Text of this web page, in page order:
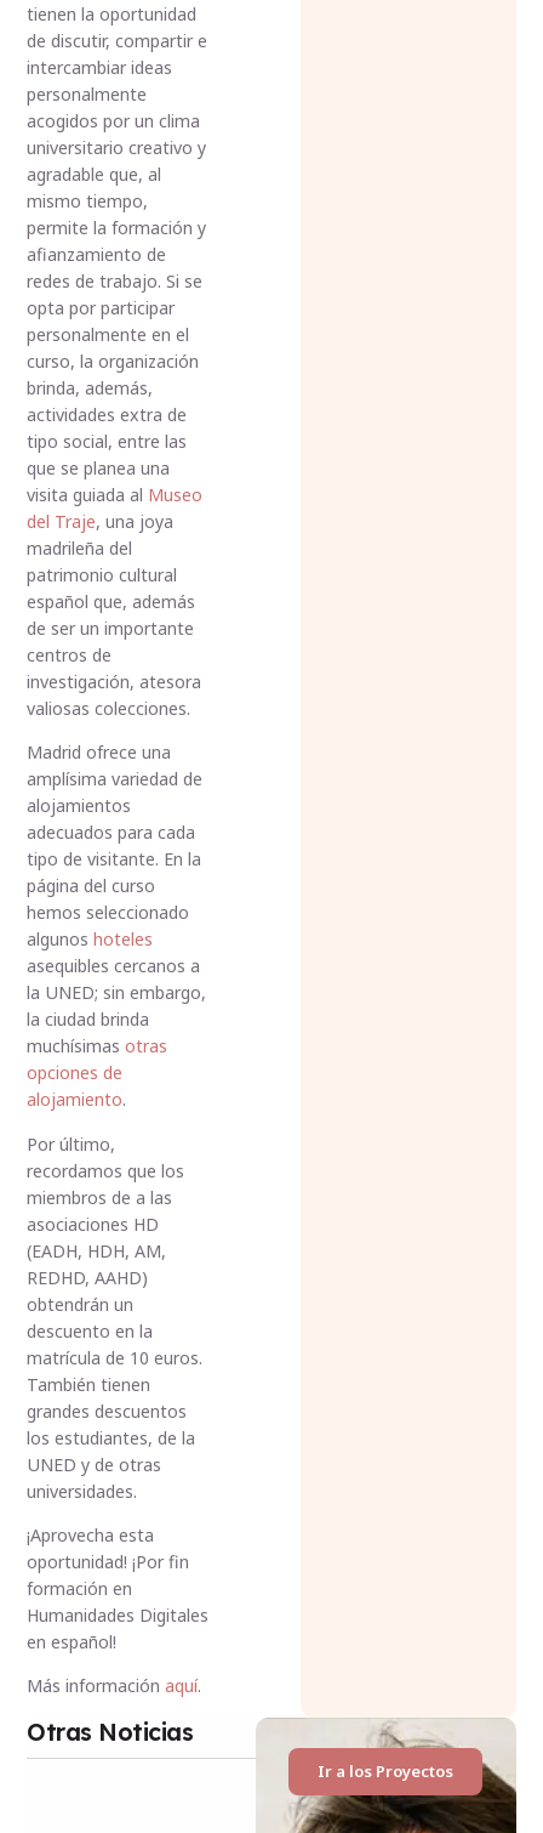
tienen la oportunidad
de discutir, compartir e
intercambiar ideas
personalmente
acogidos por un clima
universitario creativo y
agradable que, al
mismo tiempo,
permite la formación y
afianzamiento de
redes de trabajo. Si se
opta por participar
personalmente en el
curso, la organización
brinda, además,
actividades extra de
tipo social, entre las
que se planea una
visita guiada al Museo
del Traje, una joya
madrileña del
patrimonio cultural
español que, además
de ser un importante
centros de
investigación, atesora
valiosas colecciones.
Madrid ofrece una
amplísima variedad de
alojamientos
adecuados para cada
tipo de visitante. En la
página del curso
hemos seleccionado
algunoshoteles
asequibles cercanos a
la UNED; sin embargo,
la ciudad brinda
muchísimasotras
opciones de
alojamiento.
Por último,
recordamos que los
miembros de a las
asociaciones HD
(EADH, HDH, AM,
REDHD, AAHD)
obtendrán un
descuento en la
matrícula de 10 euros.
También tienen
grandes descuentos
los estudiantes, de la
UNED y de otras
universidades.
¡Aprovecha esta
oportunidad! ¡Por fin
formación en
Humanidades Digitales
en español!
Más informaciónaquí.
Otras Noticias
Ir a los Proyectos